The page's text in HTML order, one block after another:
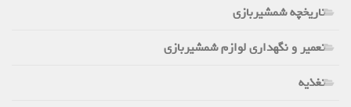
تاریخچه شمشیربازی
تعمیر و نگهداری لوازم شمشیربازی
تغذیه